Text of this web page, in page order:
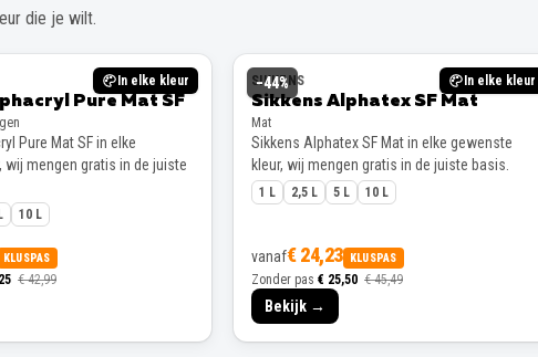
die je wilt.
In elke kleur
Pure Mat SF
Pure Mat SF in elke
wij mengen gratis in de juiste
10 L
KLUSPAS
€ 42,99
−44% In elke kleur
SIKKENS
Sikkens Alphatex SF Mat
Mat
Sikkens Alphatex SF Mat in elke gewenste
kleur, wij mengen gratis in de juiste basis.
1 L 2,5 L 5 L 10 L
vanaf€ 24,23 KLUSPAS
Zonder pas € 25,50 € 45,49
Bekijk →